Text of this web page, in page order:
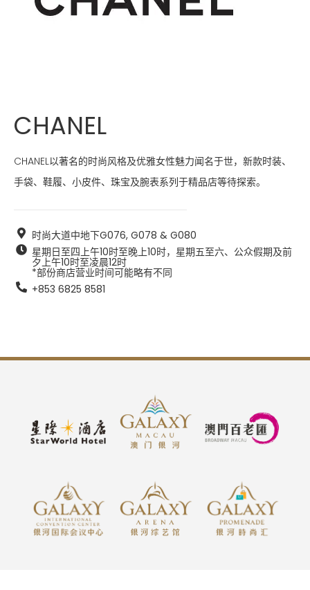
CHANEL
CHANEL以著名的时尚风格及优雅女性魅力闻名于世，新款时装、
手袋、鞋履、小皮件、珠宝及腕表系列于精品店等待探索。
时尚大道中地下G076, G078 & G080
星期日至四上午10时至晚上10时，星期五至六、公众假期及前
夕上午10时至凌晨12时
*部份商店营业时间可能略有不同
+853 6825 8581